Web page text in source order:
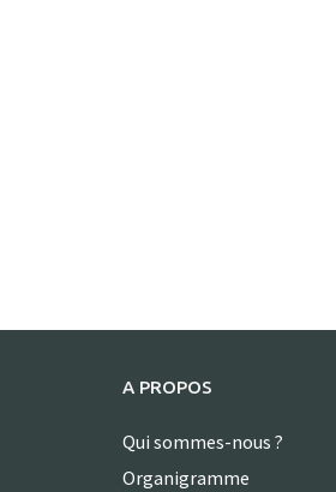
A PROPOS
Qui sommes-nous ?
Organigramme